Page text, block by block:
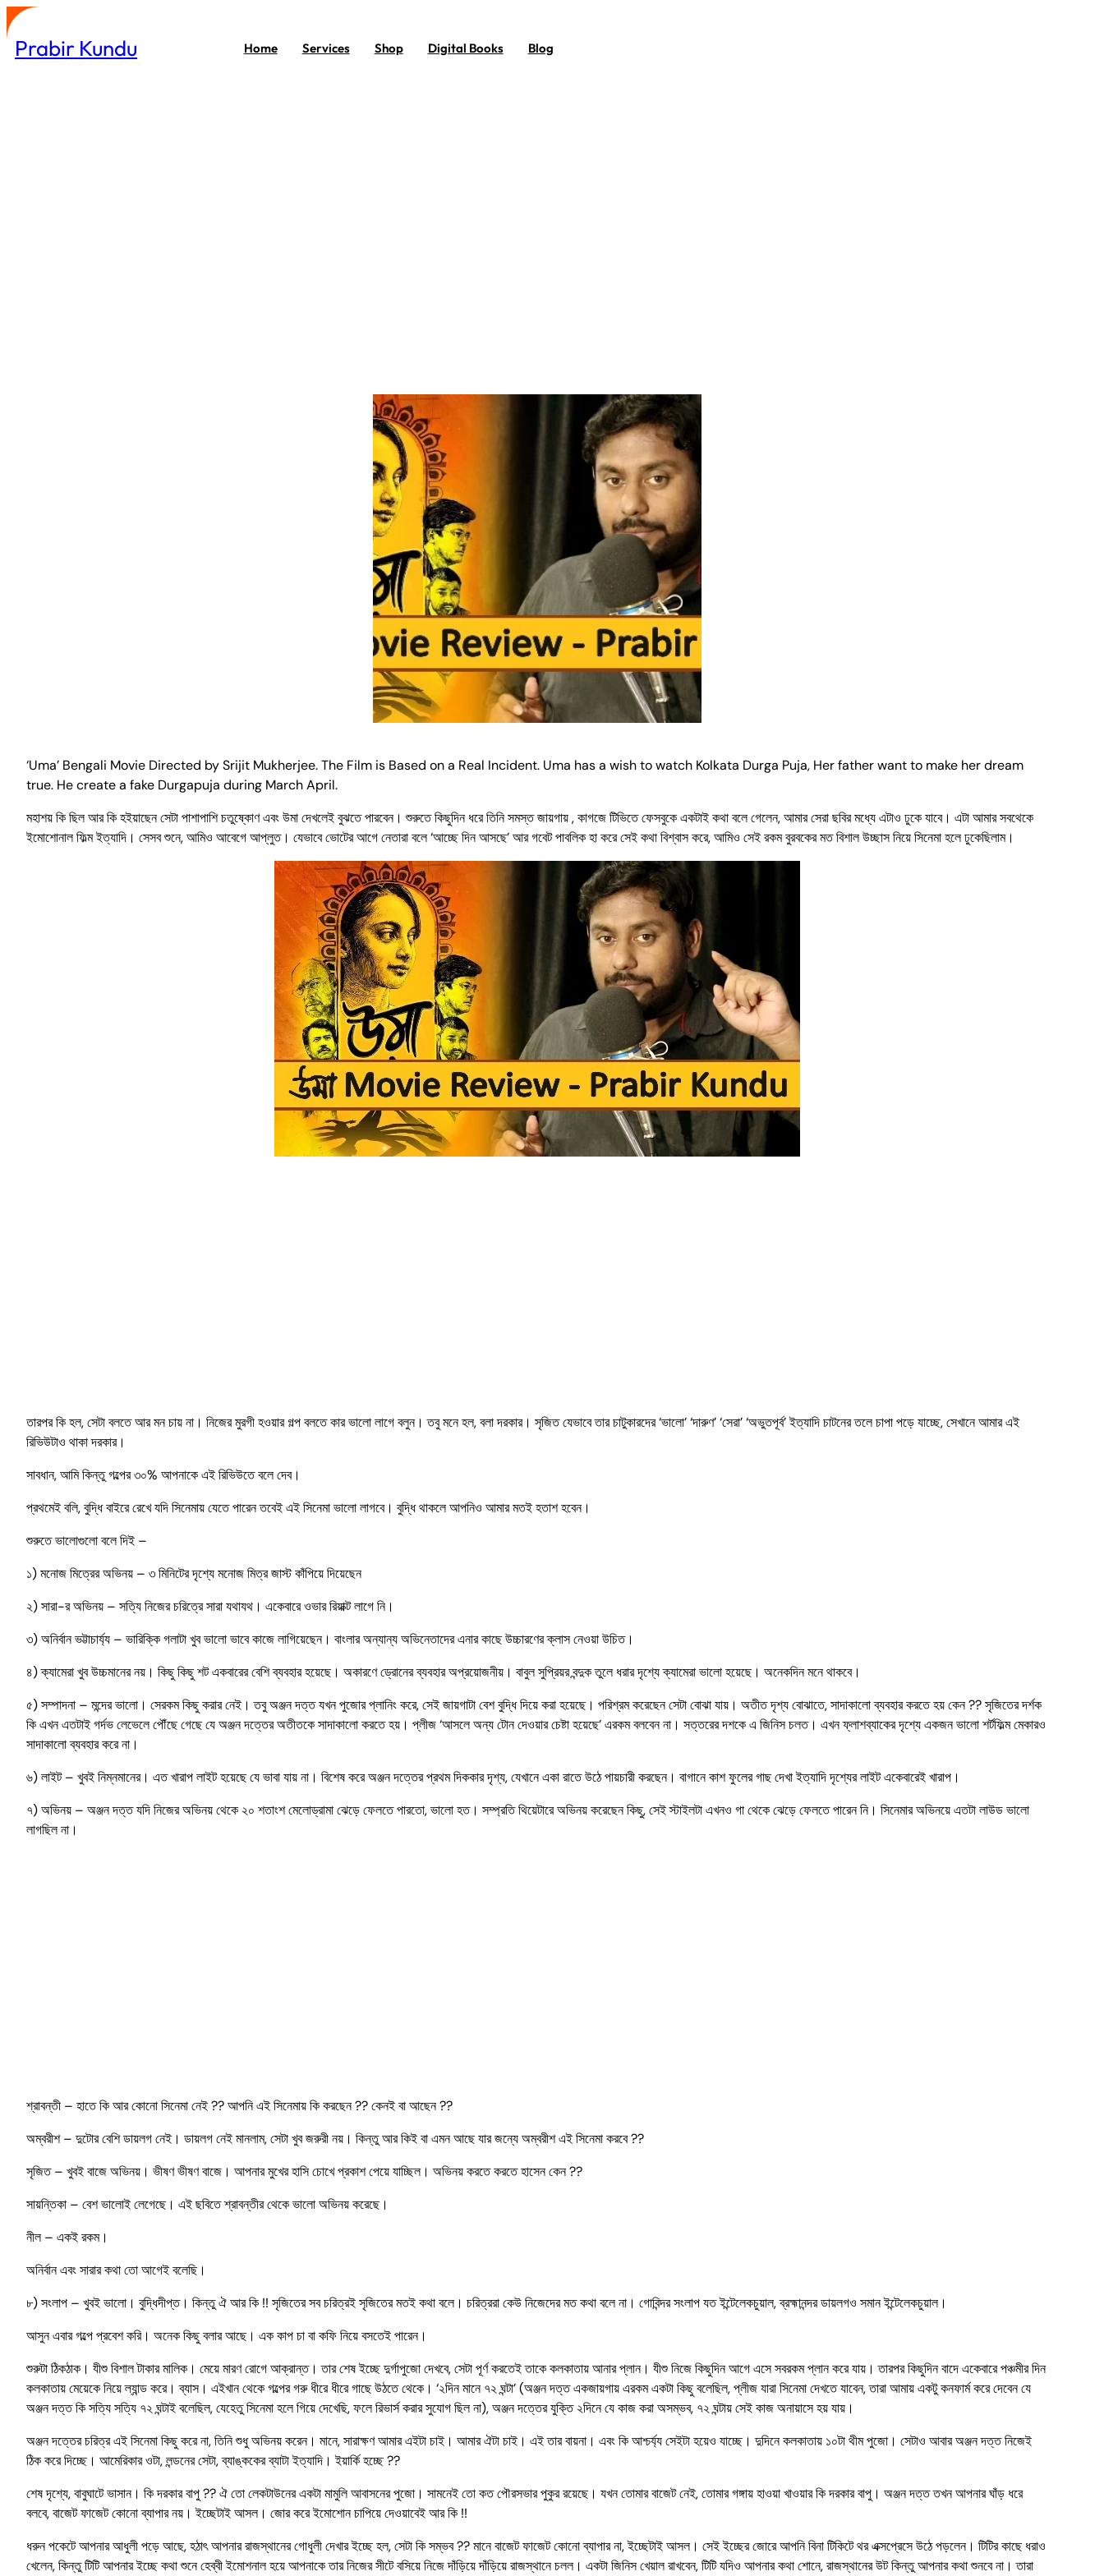
Skip
to
content
Prabir Kundu Home Services Shop Digital Books Blog
‘Uma’ Bengali Movie Directed by Srijit Mukherjee. The Film is Based on a Real Incident. Uma has a wish to watch Kolkata Durga Puja, Her father want to make her dream
true. He create a fake Durgapuja during March April.
মহাশয় কি ছিল আর কি হইয়াছেন সেটা পাশাপাশি চতুষ্কোণ এবং উমা দেখলেই বুঝতে পারবেন। শুরুতে কিছুদিন ধরে তিনি সমস্ত জায়গায় , কাগজে টিভিতে ফেসবুকে একটাই কথা বলে গেলেন, আমার সেরা ছবির মধ্যে এটাও ঢুকে যাবে। এটা আমার সবথেকে
ইমোশোনাল ফিল্ম ইত্যাদি। সেসব শুনে, আমিও আবেগে আপ্লুত। যেভাবে ভোটের আগে নেতারা বলে ‘আচ্ছে দিন আসছে’ আর গবেট পাবলিক হা করে সেই কথা বিশ্বাস করে, আমিও সেই রকম বুরবকের মত বিশাল উচ্ছাস নিয়ে সিনেমা হলে ঢুকেছিলাম।
তারপর কি হল, সেটা বলতে আর মন চায় না। নিজের মুরগী হওয়ার গল্প বলতে কার ভালো লাগে বলুন। তবু মনে হল, বলা দরকার। সৃজিত যেভাবে তার চাটুকারদের ‘ভালো’ ‘দারুণ’ ‘সেরা’ ‘অভুতপূর্ব’ ইত্যাদি চাটনের তলে চাপা পড়ে যাচ্ছে, সেখানে আমার এই
রিভিউটাও থাকা দরকার।
সাবধান, আমি কিন্তু গল্পের ৩০% আপনাকে এই রিভিউতে বলে দেব।
প্রথমেই বলি, বুদ্ধি বাইরে রেখে যদি সিনেমায় যেতে পারেন তবেই এই সিনেমা ভালো লাগবে। বুদ্ধি থাকলে আপনিও আমার মতই হতাশ হবেন।
শুরুতে ভালোগুলো বলে দিই –
১) মনোজ মিত্রের অভিনয় – ৩ মিনিটের দৃশ্যে মনোজ মিত্র জাস্ট কাঁপিয়ে দিয়েছেন
২) সারা-র অভিনয় – সত্যি নিজের চরিত্রে সারা যথাযথ। একেবারে ওভার রিয়াক্ট লাগে নি।
৩) অনির্বান ভট্টাচার্য্য – ভারিক্কি গলাটা খুব ভালো ভাবে কাজে লাগিয়েছেন। বাংলার অন্যান্য অভিনেতাদের এনার কাছে উচ্চারণের ক্লাস নেওয়া উচিত।
৪) ক্যামেরা খুব উচ্চমানের নয়। কিছু কিছু শট একবারের বেশি ব্যবহার হয়েছে। অকারণে ড্রোনের ব্যবহার অপ্রয়োজনীয়। বাবুল সুপ্রিয়র বন্দুক তুলে ধরার দৃশ্যে ক্যামেরা ভালো হয়েছে। অনেকদিন মনে থাকবে।
৫) সম্পাদনা – মন্দের ভালো। সেরকম কিছু করার নেই। তবু অঞ্জন দত্ত যখন পুজোর প্লানিং করে, সেই জায়গাটা বেশ বুদ্ধি দিয়ে করা হয়েছে। পরিশ্রম করেছেন সেটা বোঝা যায়। অতীত দৃশ্য বোঝাতে, সাদাকালো ব্যবহার করতে হয় কেন ?? সৃজিতের দর্শক
কি এখন এতটাই গর্দভ লেভেলে পৌঁছে গেছে যে অঞ্জন দত্তের অতীতকে সাদাকালো করতে হয়। প্লীজ ‘আসলে অন্য টোন দেওয়ার চেষ্টা হয়েছে’ এরকম বলবেন না। সত্তরের দশকে এ জিনিস চলত। এখন ফ্লাশব্যাকের দৃশ্যে একজন ভালো শর্টফিল্ম মেকারও
সাদাকালো ব্যবহার করে না।
৬) লাইট – খুবই নিম্নমানের। এত খারাপ লাইট হয়েছে যে ভাবা যায় না। বিশেষ করে অঞ্জন দত্তের প্রথম দিককার দৃশ্য, যেখানে একা রাতে উঠে পায়চারী করছেন। বাগানে কাশ ফুলের গাছ দেখা ইত্যাদি দৃশ্যের লাইট একেবারেই খারাপ।
৭) অভিনয় – অঞ্জন দত্ত যদি নিজের অভিনয় থেকে ২০ শতাংশ মেলোড্রামা ঝেড়ে ফেলতে পারতো, ভালো হত। সম্প্রতি থিয়েটারে অভিনয় করেছেন কিছু, সেই স্টাইলটা এখনও গা থেকে ঝেড়ে ফেলতে পারেন নি। সিনেমার অভিনয়ে এতটা লাউড ভালো
লাগছিল না।
শ্রাবন্তী – হাতে কি আর কোনো সিনেমা নেই ?? আপনি এই সিনেমায় কি করছেন ?? কেনই বা আছেন ??
অম্বরীশ – দুটোর বেশি ডায়লগ নেই। ডায়লগ নেই মানলাম, সেটা খুব জরুরী নয়। কিন্তু আর কিই বা এমন আছে যার জন্যে অম্বরীশ এই সিনেমা করবে ??
সৃজিত – খুবই বাজে অভিনয়। ভীষণ ভীষণ বাজে। আপনার মুখের হাসি চোখে প্রকাশ পেয়ে যাচ্ছিল। অভিনয় করতে করতে হাসেন কেন ??
সায়ন্তিকা – বেশ ভালোই লেগেছে। এই ছবিতে শ্রাবন্তীর থেকে ভালো অভিনয় করেছে।
নীল – একই রকম।
অনির্বান এবং সারার কথা তো আগেই বলেছি।
৮) সংলাপ – খুবই ভালো। বুদ্ধিদীপ্ত। কিন্তু ঐ আর কি !! সৃজিতের সব চরিত্রই সৃজিতের মতই কথা বলে। চরিত্ররা কেউ নিজেদের মত কথা বলে না। গোবিন্দর সংলাপ যত ইন্টেলেকচুয়াল, ব্রহ্মানন্দর ডায়লগও সমান ইন্টেলেকচুয়াল।
আসুন এবার গল্পে প্রবেশ করি। অনেক কিছু বলার আছে। এক কাপ চা বা কফি নিয়ে বসতেই পারেন।
শুরুটা ঠিকঠাক। যীশু বিশাল টাকার মালিক। মেয়ে মারণ রোগে আক্রান্ত। তার শেষ ইচ্ছে দুর্গাপুজো দেখবে, সেটা পূর্ণ করতেই তাকে কলকাতায় আনার প্লান। যীশু নিজে কিছুদিন আগে এসে সবরকম প্লান করে যায়। তারপর কিছুদিন বাদে একেবারে পঞ্চমীর দিন
কলকাতায় মেয়েকে নিয়ে ল্যান্ড করে। ব্যাস। এইখান থেকে গল্পের গরু ধীরে ধীরে গাছে উঠতে থেকে। ‘২দিন মানে ৭২ ঘন্টা’ (অঞ্জন দত্ত একজায়গায় এরকম একটা কিছু বলেছিল, প্লীজ যারা সিনেমা দেখতে যাবেন, তারা আমায় একটু কনফার্ম করে দেবেন যে
অঞ্জন দত্ত কি সত্যি সত্যি ৭২ ঘন্টাই বলেছিল, যেহেতু সিনেমা হলে গিয়ে দেখেছি, ফলে রিভার্স করার সুযোগ ছিল না), অঞ্জন দত্তের যুক্তি ২দিনে যে কাজ করা অসম্ভব, ৭২ ঘন্টায় সেই কাজ অনায়াসে হয় যায়।
অঞ্জন দত্তের চরিত্র এই সিনেমা কিছু করে না, তিনি শুধু অভিনয় করেন। মানে, সারাক্ষণ আমার এইটা চাই। আমার ঐটা চাই। এই তার বায়না। এবং কি আশ্চর্য্য সেইটা হয়েও যাচ্ছে। দুদিনে কলকাতায় ১০টা থীম পুজো। সেটাও আবার অঞ্জন দত্ত নিজেই
ঠিক করে দিচ্ছে। আমেরিকার ওটা, লন্ডনের সেটা, ব্যাঙ্ককের ব্যাটা ইত্যাদি। ইয়ার্কি হচ্ছে ??
শেষ দৃশ্যে, বাবুঘাটে ভাসান। কি দরকার বাপু ?? ঐ তো লেকটাউনের একটা মামুলি আবাসনের পুজো। সামনেই তো কত পৌরসভার পুকুর রয়েছে। যখন তোমার বাজেট নেই, তোমার গঙ্গায় হাওয়া খাওয়ার কি দরকার বাপু। অঞ্জন দত্ত তখন আপনার ঘাঁড় ধরে
বলবে, বাজেট ফাজেট কোনো ব্যাপার নয়। ইচ্ছেটাই আসল। জোর করে ইমোশোন চাপিয়ে দেওয়াবেই আর কি !!
ধরুন পকেটে আপনার আধুলী পড়ে আছে, হঠাৎ আপনার রাজস্থানের গোধুলী দেখার ইচ্ছে হল, সেটা কি সম্ভব ?? মানে বাজেট ফাজেট কোনো ব্যাপার না, ইচ্ছেটাই আসল। সেই ইচ্ছের জোরে আপনি বিনা টিকিটে থর এক্সপ্রেসে উঠে পড়লেন। টিটির কাছে ধরাও
খেলেন, কিন্তু টিটি আপনার ইচ্ছে কথা শুনে হেব্বী ইমোশনাল হয়ে আপনাকে তার নিজের সীটে বসিয়ে নিজে দাঁড়িয়ে দাঁড়িয়ে রাজস্থানে চলল। একটা জিনিস খেয়াল রাখবেন, টিটি যদিও আপনার কথা শোনে, রাজস্থানের উট কিন্তু আপনার কথা শুনবে না। তারা